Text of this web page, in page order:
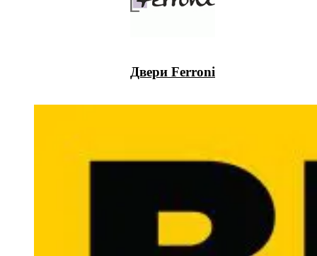
Двери Ferroni